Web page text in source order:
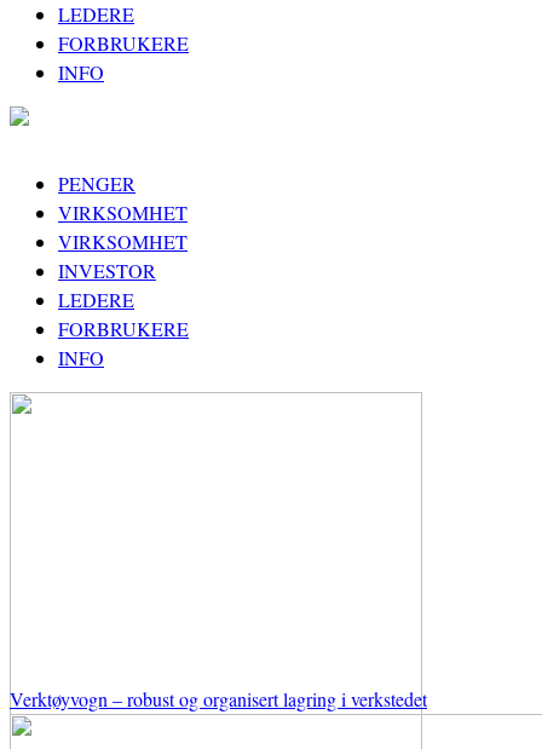
LEDERE
FORBRUKERE
INFO
PENGER
VIRKSOMHET
VIRKSOMHET
INVESTOR
LEDERE
FORBRUKERE
INFO
Verktøyvogn – robust og organisert lagring i verkstedet